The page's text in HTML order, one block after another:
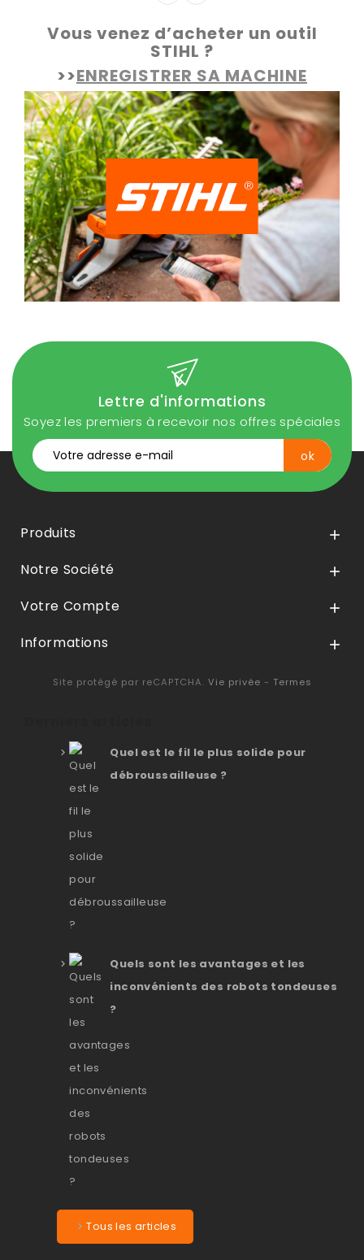
Vous venez d’acheter un outil
STIHL ?
>>ENREGISTRER SA MACHINE
Lettre d'informations
Soyez les premiers à recevoir nos offres spéciales
Produits 
Notre Société 
Votre Compte 
Informations 
Site protégé par reCAPTCHA. Vie privée - Termes
Quel est le fil le plus solide pour
débroussailleuse ?
Quels sont les avantages et les
inconvénients des robots tondeuses
?
Tous les articles